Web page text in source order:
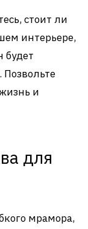
стоит ли
интерьере,
будет
Позвольте
и
для
мрамора,